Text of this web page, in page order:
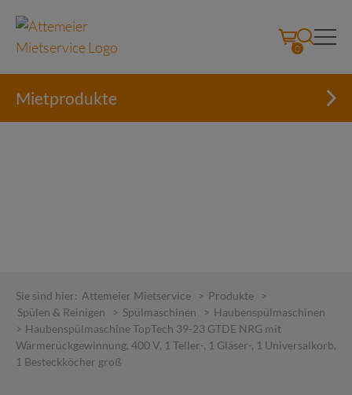
0
Mietprodukte
content
Sie sind hier: Attemeier Mietservice > Produkte
>
Spülen & Reinigen
> Spülmaschinen > Haubenspülmaschinen
> Haubenspülmaschine TopTech 39-23 GTDE NRG mit
Wärmerückgewinnung, 400 V, 1 Teller-, 1 Gläser-, 1 Universalkorb,
1 Besteckköcher groß